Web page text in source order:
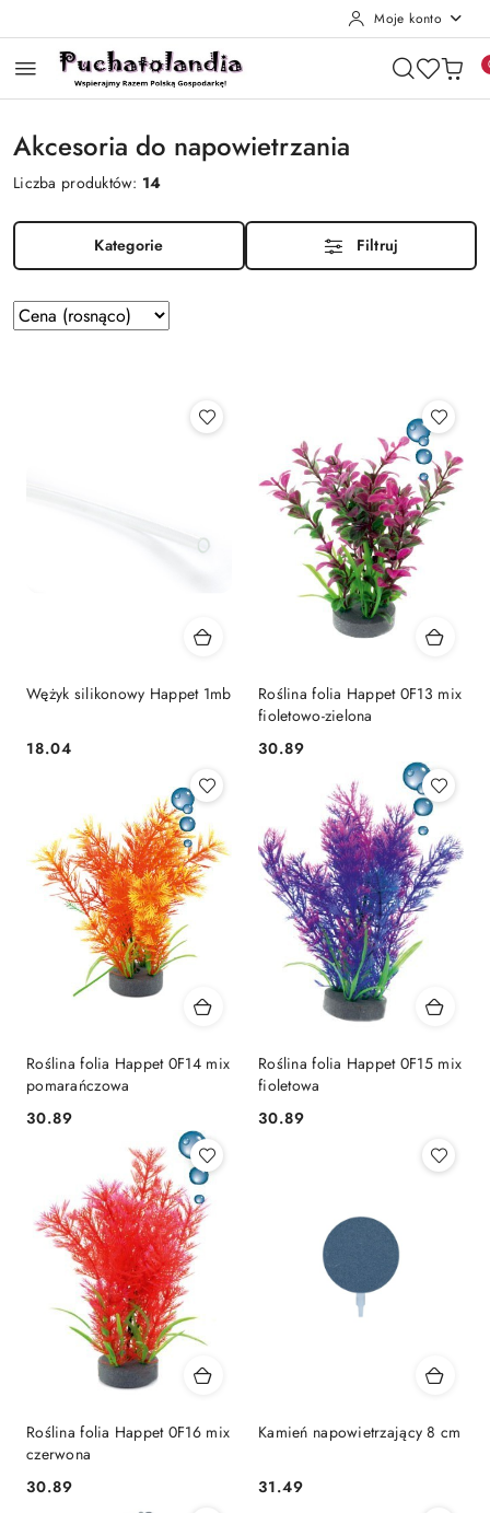
Moje konto
Akcesoria do napowietrzania
Liczba produktów: 14
Kategorie Filtruj
Zastosowano
sortowanie:
Sortuj
według
Wężyk silikonowy Happet 1mb
Cena:
18.04
Roślina folia Happet 0F13 mix
fioletowo-zielona
Cena:
30.89
Roślina folia Happet 0F14 mix
pomarańczowa
Cena:
30.89
Roślina folia Happet 0F15 mix
fioletowa
Cena:
30.89
Roślina folia Happet 0F16 mix
czerwona
Cena:
30.89
Kamień napowietrzający 8 cm
Cena:
31.49